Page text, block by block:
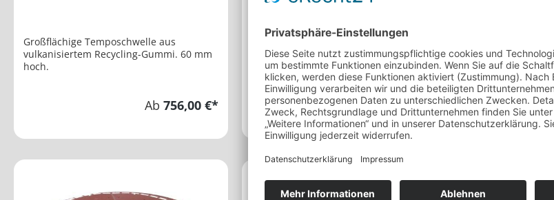
Großflächige Temposchwelle aus
vulkanisiertem Recycling-Gummi. 60 mm
hoch.
Ab 756,00 €*
Großflächige Temposchwelle aus
vulkanisiertem Recycling-Gummi. 60 mm
hoch.
Ab1.092,00 €*
vulkanisiertem
hoch.